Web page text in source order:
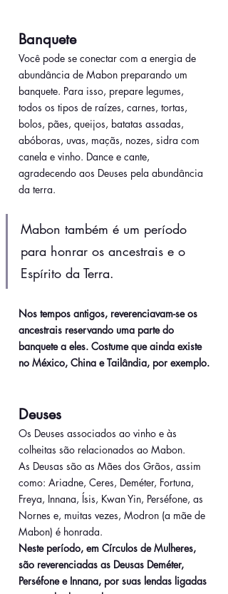
Banquete
Você pode se conectar com a energia de
abundância de Mabon preparando um
banquete. Para isso, prepare legumes,
todos os tipos de raízes, carnes, tortas,
bolos, pães, queijos, batatas assadas,
abóboras, uvas, maçãs, nozes, sidra com
canela e vinho. Dance e cante,
agradecendo aos Deuses pela abundância
da terra.
Mabon também é um período
para honrar os ancestrais e o
Espírito da Terra.
Nos tempos antigos, reverenciavam-se os
ancestrais reservando uma parte do
banquete a eles. Costume que ainda existe
no México, China e Tailândia, por exemplo.
Deuses
Os Deuses associados ao vinho e às
colheitas são relacionados ao Mabon.
As Deusas são as Mães dos Grãos, assim
como: Ariadne, Ceres, Deméter, Fortuna,
Freya, Innana, Ísis, Kwan Yin, Perséfone, as
Nornes e, muitas vezes, Modron (a mãe de
Mabon) é honrada.
Neste período, em Círculos de Mulheres,
são reverenciadas as Deusas Deméter,
Perséfone e Innana, por suas lendas ligadas